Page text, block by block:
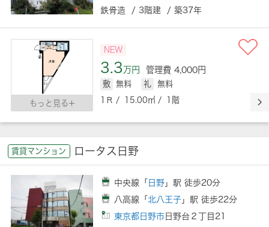
鉄骨造 / 3階建 / 築37年
もっと見る
NEW
3.3万円 管理費 4,000円
敷 無料 礼
無料
1Ｒ / 15.00㎡ / 1階
賃貸マンション ロータス日野
中央線「 日野 」駅 徒歩20分
八高線「 北八王子 」駅 徒歩22分
東京都日野市 日野台２丁目21